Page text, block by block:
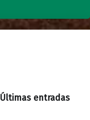
Últimas entradas